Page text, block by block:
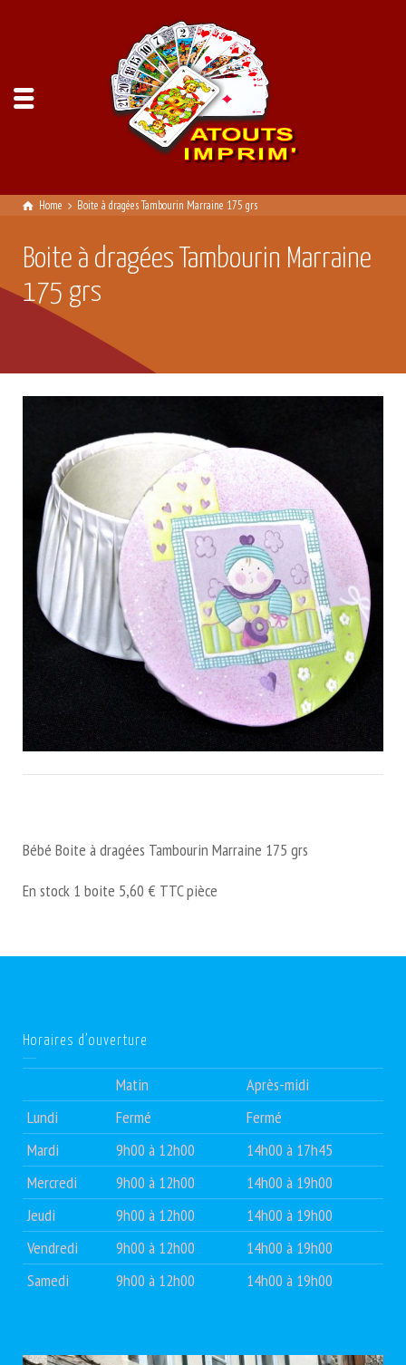
Home Boite à dragées Tambourin Marraine 175 grs
Boite à dragées Tambourin Marraine
175 grs
Bébé Boite à dragées Tambourin Marraine 175 grs
En stock 1 boite 5,60 € TTC pièce
Horaires d’ouverture
Matin
Après-midi
Lundi
Fermé
Fermé
Mardi
9h00 à 12h00
14h00 à 17h45
Mercredi
9h00 à 12h00
14h00 à 19h00
Jeudi
9h00 à 12h00
14h00 à 19h00
Vendredi
9h00 à 12h00
14h00 à 19h00
Samedi
9h00 à 12h00 14h00 à 19h00